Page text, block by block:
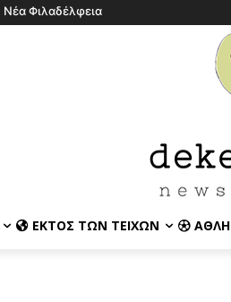
Νέα Φιλαδέλφεια
ΕΚΤΌΣ ΤΩΝ ΤΕΙΧΏΝ